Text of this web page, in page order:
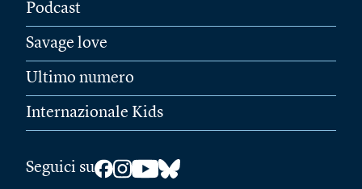
Podcast
Savage love
Ultimo numero
Internazionale Kids
Seguici su